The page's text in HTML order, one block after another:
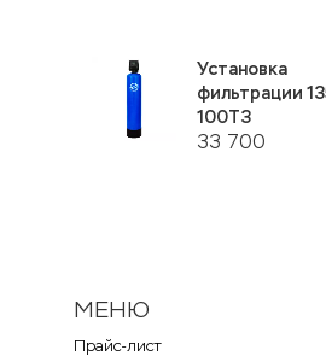
33 700
Установка
фильтрации
100Т3
МЕНЮ
Прайс-лист